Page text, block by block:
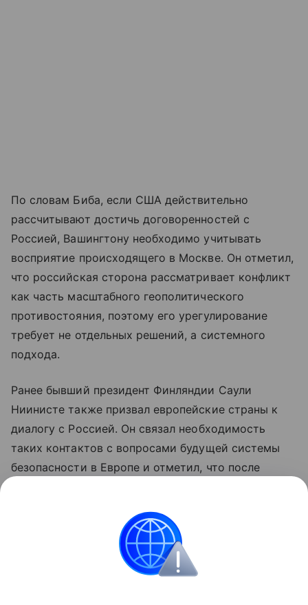
По словам Биба, если США действительно
рассчитывают достичь договоренностей с
Россией, Вашингтону необходимо учитывать
восприятие происходящего в Москве. Он отметил,
что российская сторона рассматривает конфликт
как часть масштабного геополитического
противостояния, поэтому его урегулирование
требует не отдельных решений, а системного
подхода.
Ранее бывший президент Финляндии Саули
Ниинисте также призвал европейские страны к
диалогу с Россией. Он связал необходимость
таких контактов с вопросами будущей системы
безопасности в Европе и отметил, что после
враждебной границы.
Россия Внешняя политика